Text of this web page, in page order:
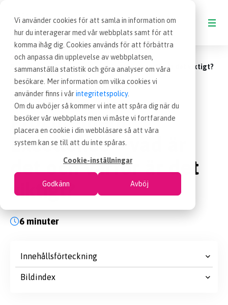
Vi använder cookies för att samla in information om
hur du interagerar med vår webbplats samt för att
komma ihåg dig. Cookies används för att förbättra
och anpassa din upplevelse av webbplatsen,
sammanställa statistik och göra analyser om våra
besökare. Mer information om vilka cookies vi
använder finns i vårintegritetspolicy.
Om du avböjer så kommer vi inte att spåra dig när du
besöker vår webbplats men vi måste vi fortfarande
placera en cookie i din webbläsare så att våra
system kan se till att du inte spåras.
Cookie-inställningar
Godkänn Avböj
BLOGG
VAD ÄR INKÖP
OM EFFSO TOOLS
TERMINOLOGI
Blogg
Procurement Excellence – vad är det och varför är det viktigt?
2 jul 2024 | Blogginlägg
Procurement
Excellence – vad är
det och varför är det
viktigt?
6 minuter
Innehållsförteckning
Bildindex